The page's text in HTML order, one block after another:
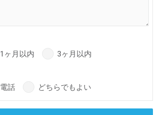
1ヶ月以内 3ヶ月以内
電話 どちらでもよい